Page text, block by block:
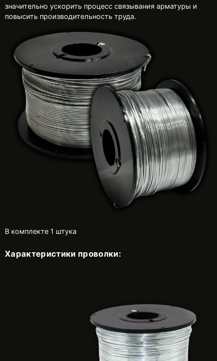
значительно ускорить процесс связывания арматуры и
повысить производительность труда.
В комплекте 1 штука
Характеристики проволки: